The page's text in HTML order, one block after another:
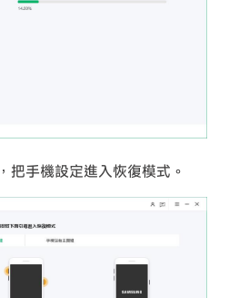
把手機設定進入恢復模式。